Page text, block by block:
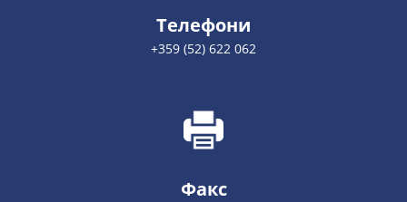
Телефони
+359 (52) 622 062
Факс